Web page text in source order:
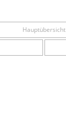
Hauptübersicht